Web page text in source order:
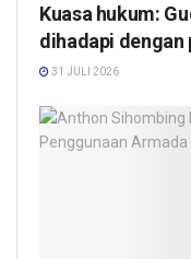
Kuasa hukum:
dihadapi dengan
31 JULI 2026